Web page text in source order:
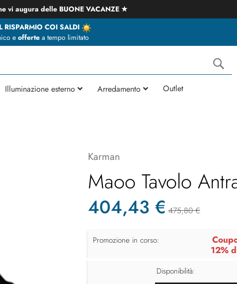
vi augura delle BUONE VACANZE ★
RISPARMIO COI SALDI
e offertea tempo limitato
Cerca
Illuminazione esterno Arredamento Outlet
Karman
Maoo Tavolo
404,43 € 475,80 €
Promozione in corso:
12%
Disponibilità: